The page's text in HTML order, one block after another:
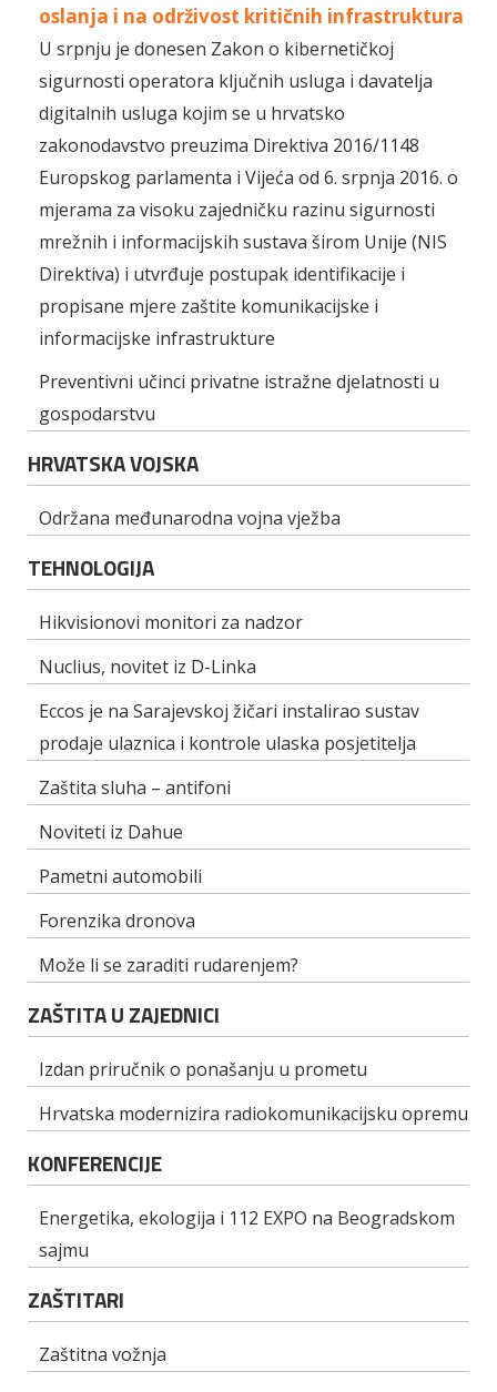
oslanja i na održivost kritičnih infrastruktura
U srpnju je donesen Zakon o kibernetičkoj
sigurnosti operatora ključnih usluga i davatelja
digitalnih usluga kojim se u hrvatsko
zakonodavstvo preuzima Direktiva 2016/1148
Europskog parlamenta i Vijeća od 6. srpnja 2016. o
mjerama za visoku zajedničku razinu sigurnosti
mrežnih i informacijskih sustava širom Unije (NIS
Direktiva) i utvrđuje postupak identifikacije i
propisane mjere zaštite komunikacijske i
informacijske infrastrukture
Preventivni učinci privatne istražne djelatnosti u
gospodarstvu
HRVATSKA VOJSKA
Održana međunarodna vojna vježba
TEHNOLOGIJA
Hikvisionovi monitori za nadzor
Nuclius, novitet iz D-Linka
Eccos je na Sarajevskoj žičari instalirao sustav
prodaje ulaznica i kontrole ulaska posjetitelja
Zaštita sluha – antifoni
Noviteti iz Dahue
Pametni automobili
Forenzika dronova
Može li se zaraditi rudarenjem?
ZAŠTITA U ZAJEDNICI
Izdan priručnik o ponašanju u prometu
Hrvatska modernizira radiokomunikacijsku opremu
KONFERENCIJE
Energetika, ekologija i 112 EXPO na Beogradskom
sajmu
ZAŠTITARI
Zaštitna vožnja